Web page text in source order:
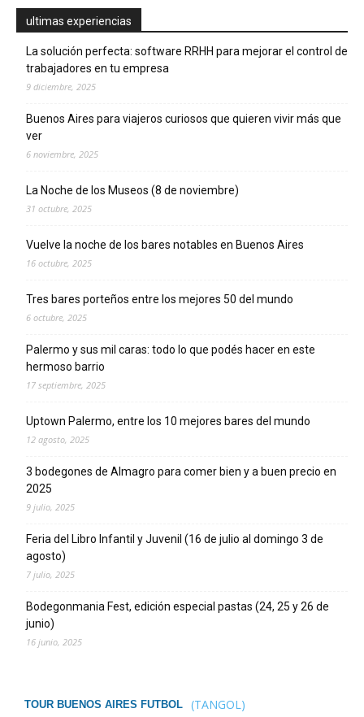
ultimas experiencias
La solución perfecta: software RRHH para mejorar el control de
trabajadores en tu empresa
9 diciembre, 2025
Buenos Aires para viajeros curiosos que quieren vivir más que
ver
6 noviembre, 2025
La Noche de los Museos (8 de noviembre)
31 octubre, 2025
Vuelve la noche de los bares notables en Buenos Aires
16 octubre, 2025
Tres bares porteños entre los mejores 50 del mundo
6 octubre, 2025
Palermo y sus mil caras: todo lo que podés hacer en este
hermoso barrio
17 septiembre, 2025
Uptown Palermo, entre los 10 mejores bares del mundo
12 agosto, 2025
3 bodegones de Almagro para comer bien y a buen precio en
2025
9 julio, 2025
Feria del Libro Infantil y Juvenil (16 de julio al domingo 3 de
agosto)
7 julio, 2025
Bodegonmania Fest, edición especial pastas (24, 25 y 26 de
junio)
16 junio, 2025
TOUR BUENOS AIRES FUTBOL (TANGOL)